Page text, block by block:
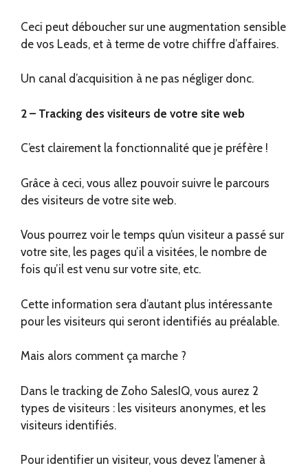
Ceci peut déboucher sur une augmentation sensible
de vos Leads, et à terme de votre chiffre d’affaires.
Un canal d’acquisition à ne pas négliger donc.
2 – Tracking des visiteurs de votre site web
C’est clairement la fonctionnalité que je préfère !
Grâce à ceci, vous allez pouvoir suivre le parcours
des visiteurs de votre site web.
Vous pourrez voir le temps qu’un visiteur a passé sur
votre site, les pages qu’il a visitées, le nombre de
fois qu’il est venu sur votre site, etc.
Cette information sera d’autant plus intéressante
pour les visiteurs qui seront identifiés au préalable.
Mais alors comment ça marche ?
Dans le tracking de Zoho SalesIQ, vous aurez 2
types de visiteurs : les visiteurs anonymes, et les
visiteurs identifiés.
Pour identifier un visiteur, vous devez l’amener à